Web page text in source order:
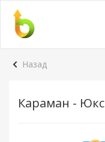
Назад
Караман -